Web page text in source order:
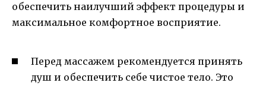
обеспечить наилучший эффект процедуры и
максимальное комфортное восприятие.
Перед массажем рекомендуется принять
душ и обеспечить себе чистое тело. Это